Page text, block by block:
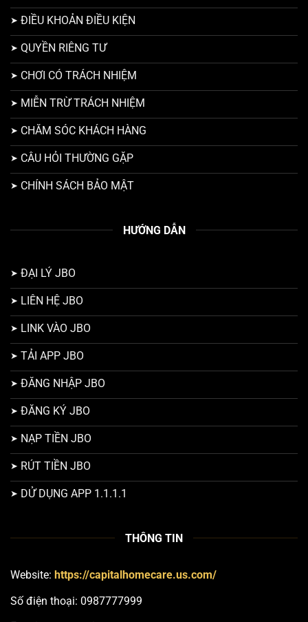
ĐIỀU KHOẢN ĐIỀU KIỆN
QUYỀN RIÊNG TƯ
CHƠI CÓ TRÁCH NHIỆM
MIỄN TRỪ TRÁCH NHIỆM
CHĂM SÓC KHÁCH HÀNG
CÂU HỎI THƯỜNG GẶP
CHÍNH SÁCH BẢO MẬT
HƯỚNG DẪN
ĐẠI LÝ JBO
LIÊN HỆ JBO
LINK VÀO JBO
TẢI APP JBO
ĐĂNG NHẬP JBO
ĐĂNG KÝ JBO
NẠP TIỀN JBO
RÚT TIỀN JBO
DỬ DỤNG APP 1.1.1.1
THÔNG TIN
Website: https://capitalhomecare.us.com/
Số điện thoại: 0987777999